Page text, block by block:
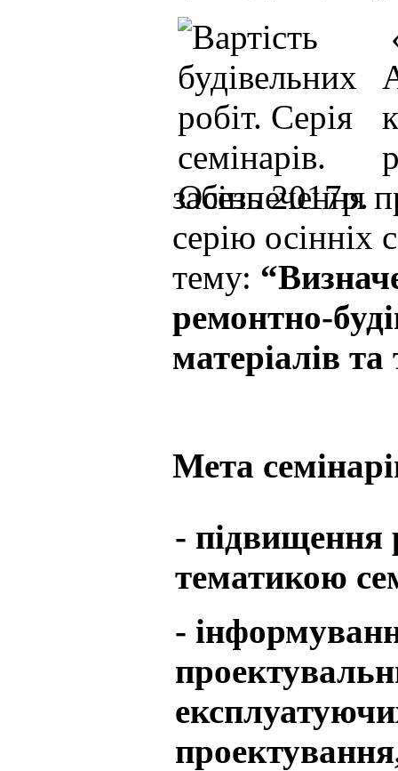
забезпечення
серію осінніх
тему:
ремонтно-
матеріалів
Мета
- підвищення
тематикою
-